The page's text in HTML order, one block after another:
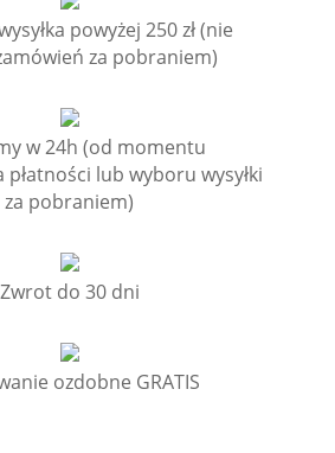
powyżej 250 zł (nie
za pobraniem)
w 24h (od momentu
płatności lub wyboru wysyłki
za pobraniem)
Zwrot do 30 dni
ozdobne GRATIS